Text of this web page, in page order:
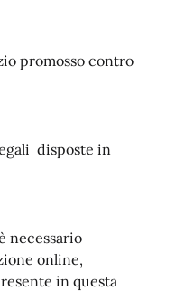
promosso contro
disposte in
necessario
online,
in questa